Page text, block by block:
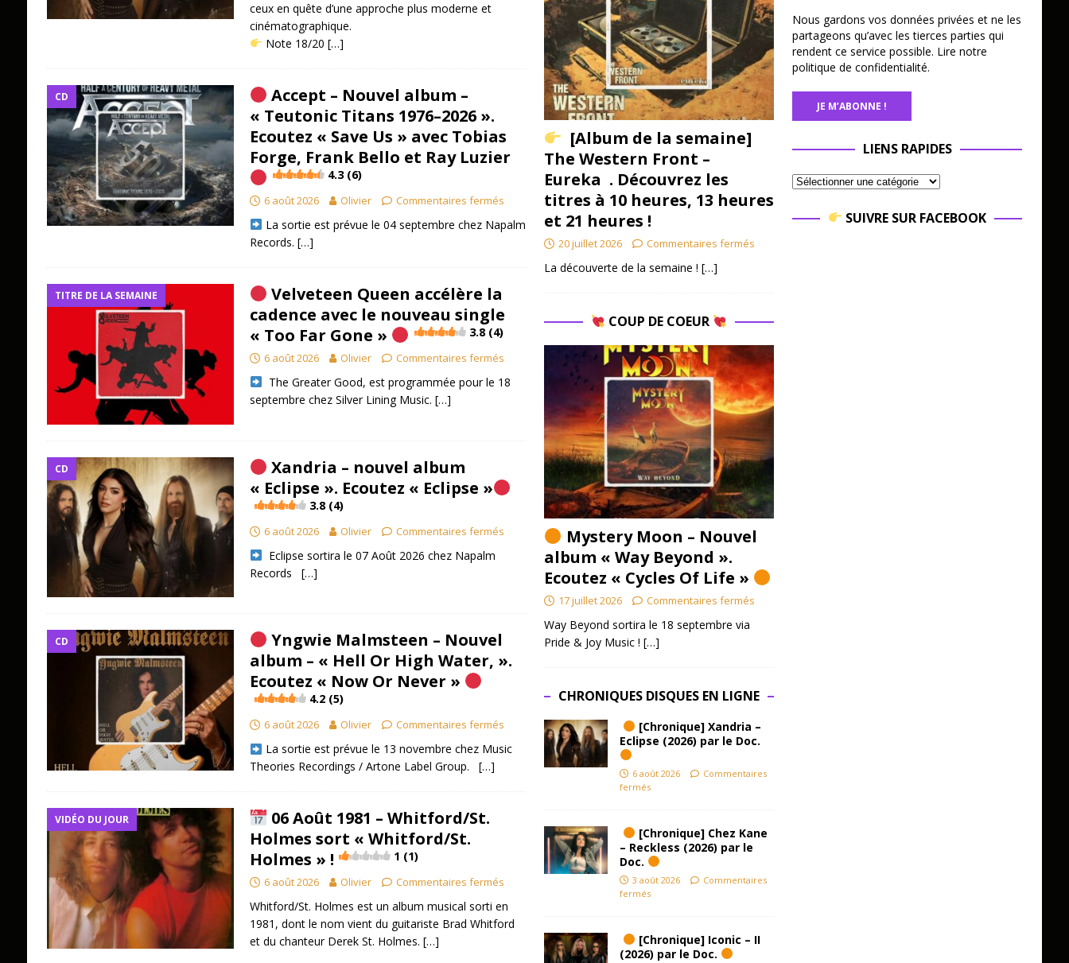
ceux en quête d’une approche plus moderne et
cinématographique.
​ Note 18/20 […]
CD
Accept – Nouvel album –
« Teutonic Titans 1976–2026 ».
Ecoutez « Save Us » avec Tobias
Forge, Frank Bello et Ray Luzier
4.3 (6)
6 août 2026 Olivier Commentaires fermés
​ La sortie est prévue le 04 septembre chez Napalm
Records. […]
TITRE DE LA SEMAINE
Velveteen Queen accélère la
cadence avec le nouveau single
« Too Far Gone »
3.8 (4)
6 août 2026 Olivier Commentaires fermés
​ The Greater Good, est programmée pour le 18
septembre chez Silver Lining Music. […]
CD
Xandria – nouvel album
« Eclipse ». Ecoutez « Eclipse »
3.8 (4)
6 août 2026 Olivier Commentaires fermés
​ Eclipse sortira le 07 Août 2026 chez Napalm
Records […]
CD
Yngwie Malmsteen – Nouvel
album – « Hell Or High Water, ».
Ecoutez « Now Or Never »
4.2 (5)
6 août 2026 Olivier Commentaires fermés
​ La sortie est prévue le 13 novembre chez Music
Theories Recordings / Artone Label Group. […]
VIDÉO DU JOUR
06 Août 1981 – Whitford/St.
Holmes sort « Whitford/St.
Holmes » !
1 (1)
6 août 2026 Olivier Commentaires fermés
Whitford/St. Holmes est un album musical sorti en
1981, dont le nom vient du guitariste Brad Whitford
et du chanteur Derek St. Holmes. […]
[Album de la semaine]
The Western Front –
Eureka . Découvrez les
titres à 10 heures, 13 heures
et 21 heures !
20 juillet 2026 Commentaires fermés
La découverte de la semaine ! […]
COUP DE COEUR
Mystery Moon – Nouvel
album « Way Beyond ».
Ecoutez « Cycles Of Life »
17 juillet 2026 Commentaires fermés
Way Beyond sortira le 18 septembre via
Pride & Joy Music ! […]
CHRONIQUES DISQUES EN LIGNE
[Chronique] Xandria –
Eclipse (2026) par le Doc.
6 août 2026
Commentaires
fermés
[Chronique] Chez Kane
– Reckless (2026) par le
Doc.
3 août 2026
Commentaires
fermés
[Chronique] Iconic – II
(2026) par le Doc.
Nous gardons vos données privées et ne les
partageons qu’avec les tierces parties qui
rendent ce service possible. Lire notre
politique de confidentialité.
LIENS RAPIDES
SUIVRE SUR FACEBOOK